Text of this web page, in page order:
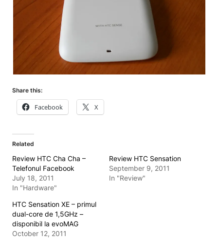
Share this:
Facebook X
Related
Review HTC Cha Cha –
Telefonul Facebook
July 18, 2011
In "Hardware"
Review HTC Sensation
September 9, 2011
In "Review"
HTC Sensation XE – primul
dual-core de 1,5GHz –
disponibil la evoMAG
October 12, 2011